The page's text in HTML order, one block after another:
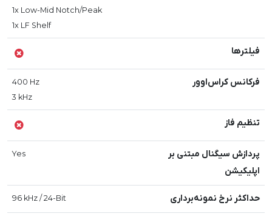
1x Low-Mid Notch/Peak
1x LF Shelf
فیلترها
فرکانس کراس‌اوور
400 Hz
3 kHz
تنظیم فاز
پردازش سیگنال مبتنی بر
اپلیکیشن
Yes
حداکثر نرخ نمونه‌برداری 96 kHz / 24-Bit